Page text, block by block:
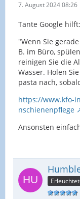
7. August 2024 08:26
Tante Google hilft:
"Wenn Sie
B. im Büro,
reinigen Sie die
Wasser. Holen
pasta nach,
https://www.kfo-
nschienenpflege
Ansonsten